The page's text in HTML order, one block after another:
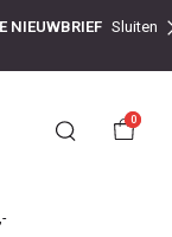
NIEUWBRIEF Sluiten
0